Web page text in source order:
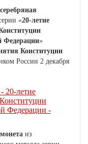
«20-летие
Федерации»
Конституции
России 2 декабря
20-летие
Федерации -
из